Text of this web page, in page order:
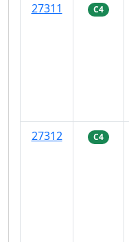
27311
C4
27312
C4